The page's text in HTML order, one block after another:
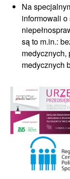
Na
informowali
są to m.in.:
medycznych